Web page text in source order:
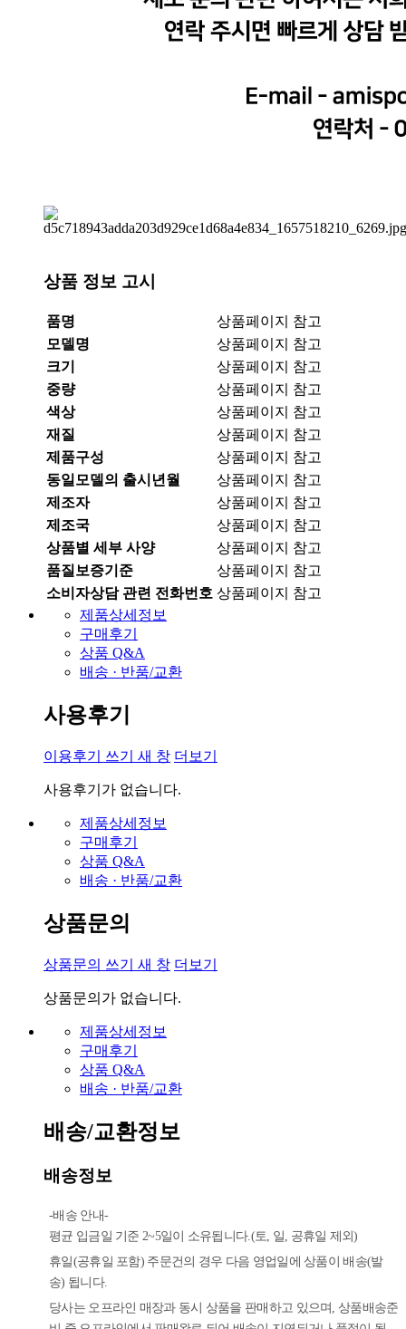
상품 정보 고시
품명
상품페이지 참고
모델명
상품페이지 참고
크기
상품페이지 참고
중량
상품페이지 참고
색상
상품페이지 참고
재질
상품페이지 참고
제품구성
상품페이지 참고
동일모델의 출시년월
상품페이지 참고
제조자
상품페이지 참고
제조국
상품페이지 참고
상품별 세부 사양
상품페이지 참고
품질보증기준
상품페이지 참고
소비자상담 관련 전화번호 상품페이지 참고
제품상세정보
구매후기
상품 Q&A
배송 · 반품/교환
사용후기
이용후기 쓰기 새 창 더보기
사용후기가 없습니다.
제품상세정보
구매후기
상품 Q&A
배송 · 반품/교환
상품문의
상품문의 쓰기 새 창 더보기
상품문의가 없습니다.
제품상세정보
구매후기
상품 Q&A
배송 · 반품/교환
배송/교환정보
배송정보
-배송 안내-
평균 입금일 기준 2~5일이 소유됩니다.(토, 일, 공휴일 제외)
휴일(공휴일 포함) 주문건의 경우 다음 영업일에 상품이 배송(발
송) 됩니다.
당사는 오프라인 매장과 동시 상품을 판매하고 있으며, 상품배송준